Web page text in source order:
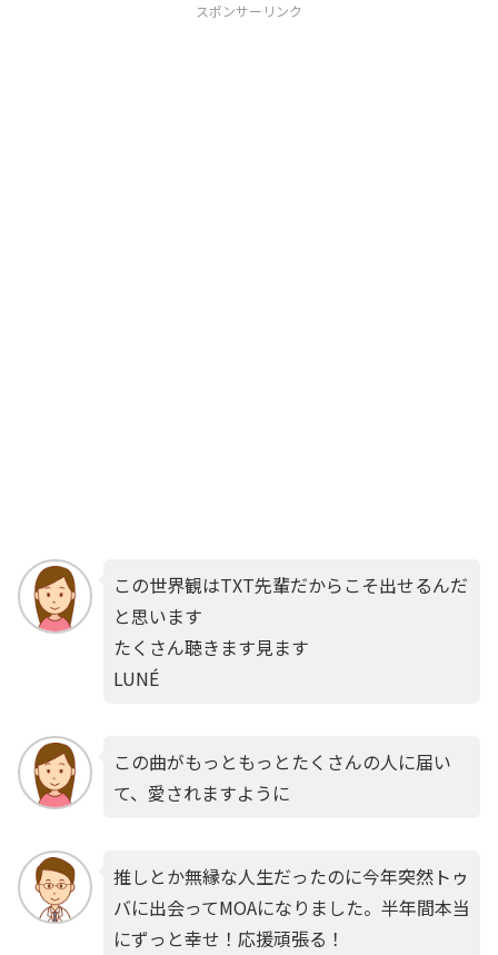
スポンサーリンク
この世界観はTXT先輩だからこそ出せるんだ
と思います
たくさん聴きます見ます
LUNÉ
この曲がもっともっとたくさんの人に届い
て、愛されますように
推しとか無縁な人生だったのに今年突然トゥ
バに出会ってMOAになりました。半年間本当
にずっと幸せ！応援頑張る！